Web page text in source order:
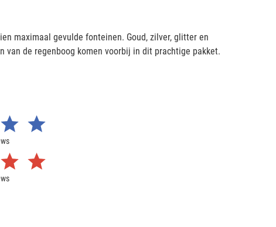
maximaal gevulde fonteinen. Goud, zilver, glitter en
van de regenboog komen voorbij in dit prachtige pakket.